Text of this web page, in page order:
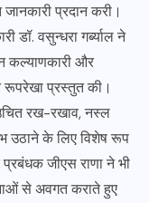
प्रदान करी।
डॉ. वसुन्धरा गर्ब्याल ने
कल्याणकारी और
रूपरेखा प्रस्तुत की।
रख-रखाव, नस्ल
उठाने के लिए विशेष रूप
जीएस राणा ने भी
से अवगत कराते हुए